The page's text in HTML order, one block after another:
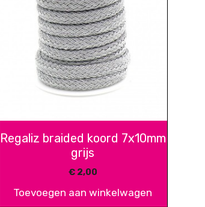
Regaliz braided koord 7x10mm
grijs
€2,00
Toevoegen aan winkelwagen